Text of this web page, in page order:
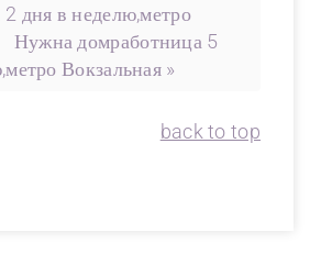
дня в неделю,метро
Нужна домработница 5
Вокзальная »
back to top